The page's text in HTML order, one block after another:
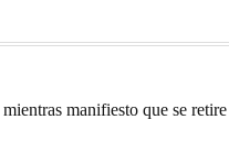
manifiesto que se